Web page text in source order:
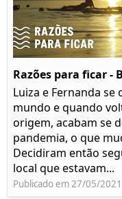
Razões para ficar -
Luiza e Fernanda
mundo e quando
origem, acabam se
pandemia, o que
Decidiram então
local que estavam...
Publicado em 27/05/2021